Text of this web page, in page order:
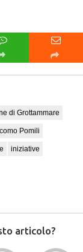
di Grottammare
Pomili
iniziative
articolo?